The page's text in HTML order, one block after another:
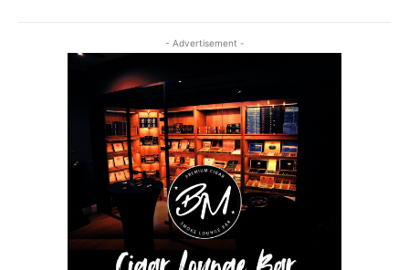
- Advertisement -